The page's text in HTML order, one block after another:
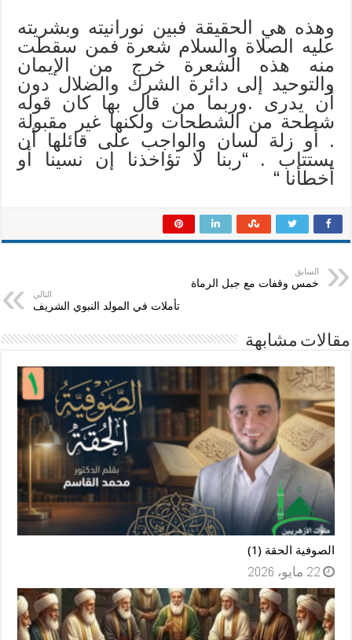
وهذه هي الحقيقة فبين نورانيته وبشريته
عليه الصلاة والسلام شعرة فمن سقطت
منه هذه الشعرة خرج من الإيمان
والتوحيد إلى دائرة الشرك والضلال دون
أن يدرى .وربما من قال بها كان قوله
شطحة من الشطحات ولكنها غير مقبولة
. أو زلة لسان والواجب على قائلها أن
يستتاب . “ربنا لا تؤاخذنا إن نسينا أو
أخطأنا “
السابق
خمس وقفات مع جبل الرماة
التالي
تأملات في المولد النبوي الشريف
مقالات مشابهة
الصوفية الحقة (1)
22 مايو، 2026